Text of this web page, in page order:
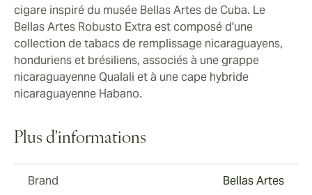
cigare inspiré du musée Bellas Artes de Cuba. Le
Bellas Artes Robusto Extra est composé d'une
collection de tabacs de remplissage nicaraguayens,
honduriens et brésiliens, associés à une grappe
nicaraguayenne Qualali et à une cape hybride
nicaraguayenne Habano.
Plus d'informations
Brand Bellas Artes